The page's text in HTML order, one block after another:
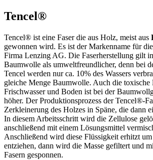
Tencel®
Tencel® ist eine Faser die aus Holz, meist aus
gewonnen wird. Es ist der Markenname für
Firma Lenzing AG. Die Faserherstellung gilt
Baumwolle als umweltfreundlicher, denn bei
Tencel werden nur ca. 10% des Wassers
gleiche Menge Baumwolle. Auch die toxische
Frischwasser und Boden ist bei der
höher. Der Produktionsprozess der Tencel®-
Zerkleinerung des Holzes in Späne, die dann
In diesem Arbeitsschritt wird die Zellulose
anschließend mit einem Lösungsmittel
Anschließend wird diese Flüssigkeit erhitzt um
entziehen, dann wird die Masse gefiltert und
Fasern gesponnen.